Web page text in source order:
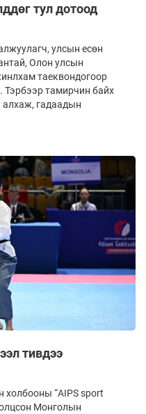
тул дотоод
улсын есөн
Олон улсын
таеквондогоор
тамирчин байх
алхаж, гадаадын
тивдээ
хол­бооны “AIPS sport
Монголын